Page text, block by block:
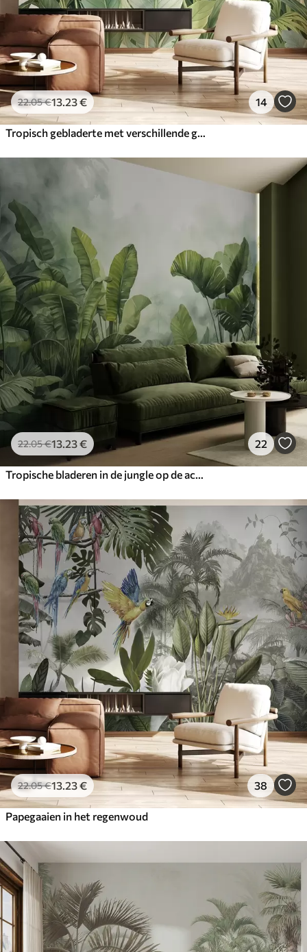
22.05€13.23€ 14
Tropisch gebladerte met verschillende grote groene bladeren, waaronder bananenbladeren, palmbladeren en andere exotische plantensoorten
22.05€13.23€ 22
Tropische bladeren in de jungle op de achtergrond van mist nat aquarel
22.05€13.23€ 38
Papegaaien in het regenwoud